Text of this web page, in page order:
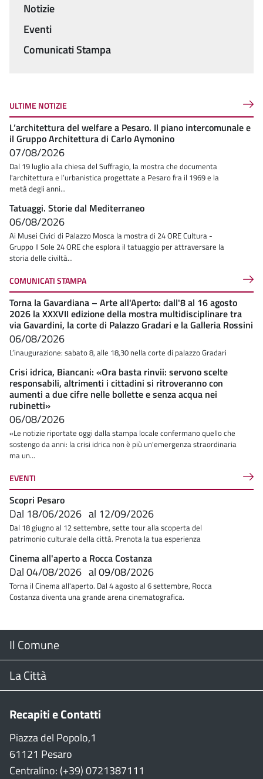
Menu
Notizie
Eventi
Comunicati Stampa
ULTIME NOTIZIE
L’architettura del welfare a Pesaro. Il piano intercomunale e
il Gruppo Architettura di Carlo Aymonino
07/08/2026
Dal 19 luglio alla chiesa del Suffragio, la mostra che documenta
l'architettura e l’urbanistica progettate a Pesaro fra il 1969 e la
metà degli anni...
Tatuaggi. Storie dal Mediterraneo
06/08/2026
Ai Musei Civici di Palazzo Mosca la mostra di 24 ORE Cultura -
Gruppo Il Sole 24 ORE che esplora il tatuaggio per attraversare la
storia delle civiltà...
COMUNICATI STAMPA
Torna la Gavardiana – Arte all'Aperto: dall'8 al 16 agosto
2026 la XXXVII edizione della mostra multidisciplinare tra
via Gavardini, la corte di Palazzo Gradari e la Galleria Rossini
06/08/2026
L’inaugurazione: sabato 8, alle 18,30 nella corte di palazzo Gradari
Crisi idrica, Biancani: «Ora basta rinvii: servono scelte
responsabili, altrimenti i cittadini si ritroveranno con
aumenti a due cifre nelle bollette e senza acqua nei
rubinetti»
06/08/2026
«Le notizie riportate oggi dalla stampa locale confermano quello che
sostengo da anni: la crisi idrica non è più un'emergenza straordinaria
ma un...
EVENTI
Scopri Pesaro
Dal 18/06/2026 al 12/09/2026
Dal 18 giugno al 12 settembre, sette tour alla scoperta del
patrimonio culturale della città. Prenota la tua esperienza
Cinema all'aperto a Rocca Costanza
Dal04/08/2026 al09/08/2026
Torna il Cinema all'aperto. Dal 4 agosto al 6 settembre, Rocca
Costanza diventa una grande arena cinematografica.
Menu
Footer
Il Comune
Il Sindaco
Consiglio Comunale
CON
La Città
Web Cam
Stradario
WiFi
Recapiti e Contatti
Piazza del Popolo,1
61121 Pesaro
Centralino: (+39) 0721387111